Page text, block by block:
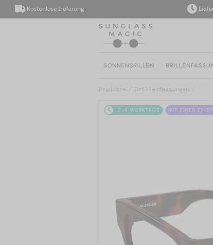
Kostenlose Lieferung
SONNENBRILLEN
Produkte Brillenfassungen
2-4 WERKTAGE MIT EINER